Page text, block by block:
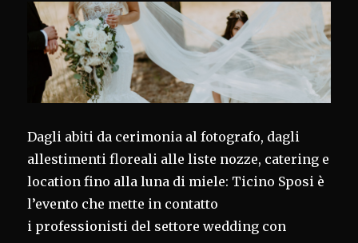
Dagli abiti da cerimonia al fotografo, dagli
allestimenti floreali alle liste nozze, catering e
location fino alla luna di miele: Ticino Sposi è
l’evento che mette in contatto
i professionisti del settore wedding con